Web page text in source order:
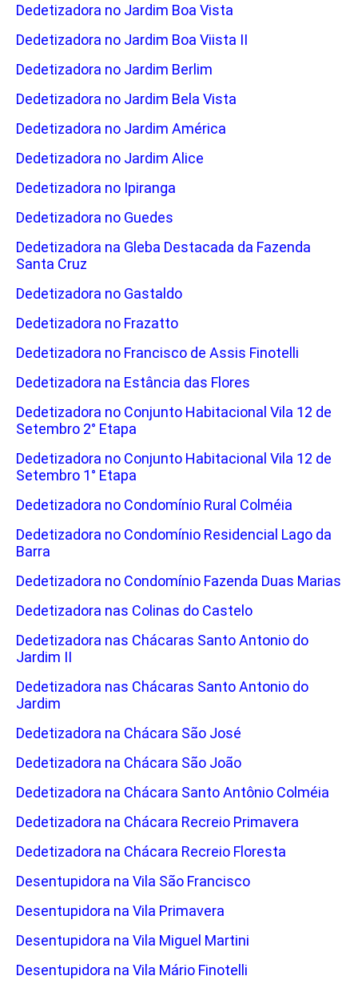
Dedetizadora no Jardim Boa Vista
Dedetizadora no Jardim Boa Viista II
Dedetizadora no Jardim Berlim
Dedetizadora no Jardim Bela Vista
Dedetizadora no Jardim América
Dedetizadora no Jardim Alice
Dedetizadora no Ipiranga
Dedetizadora no Guedes
Dedetizadora na Gleba Destacada da Fazenda
Santa Cruz
Dedetizadora no Gastaldo
Dedetizadora no Frazatto
Dedetizadora no Francisco de Assis Finotelli
Dedetizadora na Estância das Flores
Dedetizadora no Conjunto Habitacional Vila 12 de
Setembro 2° Etapa
Dedetizadora no Conjunto Habitacional Vila 12 de
Setembro 1° Etapa
Dedetizadora no Condomínio Rural Colméia
Dedetizadora no Condomínio Residencial Lago da
Barra
Dedetizadora no Condomínio Fazenda Duas Marias
Dedetizadora nas Colinas do Castelo
Dedetizadora nas Chácaras Santo Antonio do
Jardim II
Dedetizadora nas Chácaras Santo Antonio do
Jardim
Dedetizadora na Chácara São José
Dedetizadora na Chácara São João
Dedetizadora na Chácara Santo Antônio Colméia
Dedetizadora na Chácara Recreio Primavera
Dedetizadora na Chácara Recreio Floresta
Desentupidora na Vila São Francisco
Desentupidora na Vila Primavera
Desentupidora na Vila Miguel Martini
Desentupidora na Vila Mário Finotelli